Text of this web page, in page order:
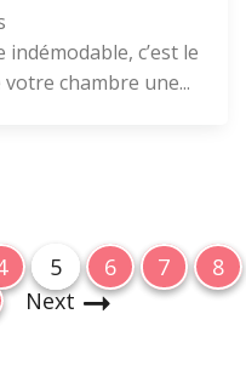
c’est le
chambre une...
P
a
5
P
a
6
P
a
7
P
a
8
Next